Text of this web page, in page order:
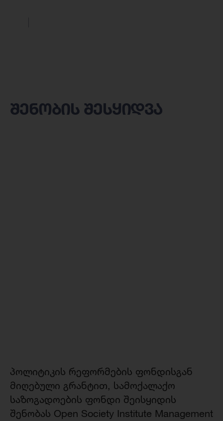
შენობის შესყიდვა
პოლიტიკის რეფორმების ფონდისგან
მიღებული გრანტით, სამოქალაქო
საზოგადოების ფონდი შეისყიდის
შენობას Open Society Institute Management